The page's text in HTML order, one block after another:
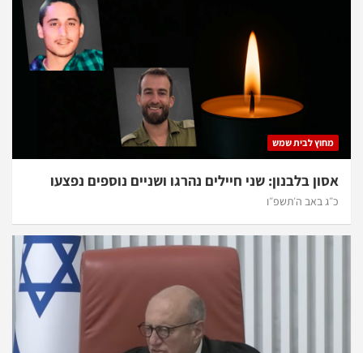
מחוץ לבית שמש
אסון בלבנון: שני חיילים נהרגו ושניים נוספים נפצעו
כ״ג באב ה׳תשפ״ו